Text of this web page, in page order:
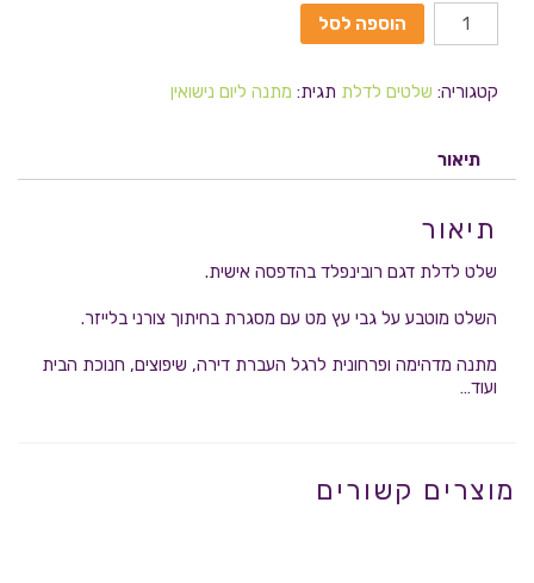
הוספה לסל
קטגוריה: שלטים לדלת תגית: מתנה ליום נישואין
תיאור
תיאור
שלט לדלת דגם רובינפלד בהדפסה אישית.
השלט מוטבע על גבי עץ מט עם מסגרת בחיתוך צורני בלייזר.
מתנה מדהימה ופרחונית לרגל העברת דירה, שיפוצים, חנוכת הבית
ועוד…
מוצרים קשורים